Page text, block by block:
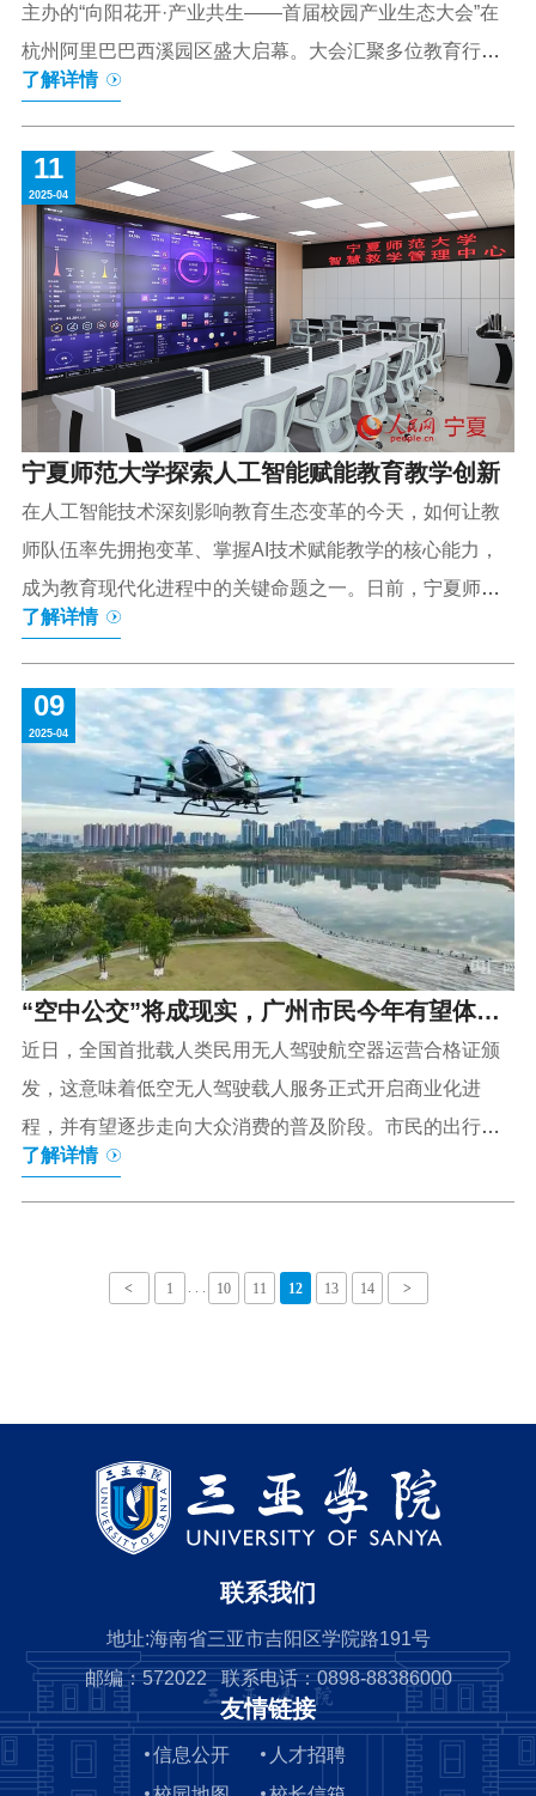
主办的“向阳花开·产业共生——首届校园产业生态大会”在
杭州阿里巴巴西溪园区盛大启幕。大会汇聚多位教育行业
专家、百余所高校代表及阿里巴巴优秀品牌方伙伴，共探
校园服务数字化与生态化发展路径。吉利人才发展集团副
总裁 顾斌吉利人才发展集团与阿里巴巴天猫校园是重要战
略合作伙伴。本次，吉利人才发展集团及旗下海南芯位教
育科技有限公司、三亚海服教育科技有限公司受邀参加此
次阿里巴巴天猫校园主办的“2025校园产业生态大会”。吉
利人才发展集团副总裁顾斌，吉利人才发展集团战略协作
总监、芯位教育副总经理丁力玮，三亚海服教育科技有限
公司总经理刘学辉，吉利人才发展集团信息部部长、...
了解详情
11
2025-04
宁夏师范大学探索人工智能赋能教育教学创新
在人工智能技术深刻影响教育生态变革的今天，如何让教
师队伍率先拥抱变革、掌握AI技术赋能教学的核心能力，
成为教育现代化进程中的关键命题之一。日前，宁夏师范
大学宣布DeepSeek-R1“满血版”大语言模型已全面接入学
校人工智能AI创新应用平台——“宁师启道”，通过本地化部
署解决网络拥堵问题，推动科研与教学的智能化变革。为
了让“宁师启道”发挥更大作用，推动教学创新发展，宁夏师
范大学信息化建设与管理中心还将开展系列“AI赋能”专题实
践培训，帮助师生了解并使用各类人工智能。“宁师智雁”混
合式教学平台。人民网记者 梁宏鑫摄2023年以来，宁夏师
范大学对教学环境进行全面再造，深度升级智慧教室体
系，优化教学空间，致力于打造集先进数...
了解详情
09
2025-04
“空中公交”将成现实，广州市民今年有望体验
无人驾驶载人航空器
近日，全国首批载人类民用无人驾驶航空器运营合格证颁
发，这意味着低空无人驾驶载人服务正式开启商业化进
程，并有望逐步走向大众消费的普及阶段。市民的出行、
生活方式或将迎来变化。无人驾驶载人航空器今年有望开
启规模化服务此次获得运营合格证的两家企业分别是：亿
合肥的合资运营公司合肥合翼航空有限公司。两家企业运
半年开启规模化服务。“接下来，市民可以在广州和合肥相
关运营点...
了解详情
< 1 . . . 10 11 12 13 14 >
联系我们
地址:海南省三亚市吉阳区学院路191号
邮编：572022 联系电话：0898-88386000
友情链接
信息公开
人才招聘